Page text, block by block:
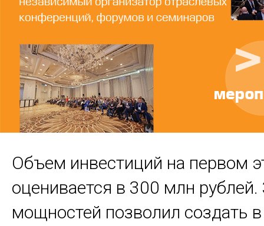
Объем инвестиций на первом
оценивается в 300 млн рублей.
мощностей позволил создать